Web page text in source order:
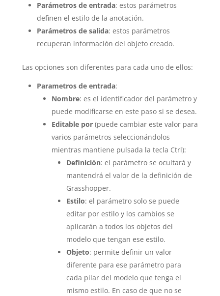
Parámetros de entrada: estos parámetros
definen el estilo de la anotación.
Parámetros de salida: estos parámetros
recuperan información del objeto creado.
Las opciones son diferentes para cada uno de ellos:
Parametros de entrada:
Nombre: es el identificador del parámetro y
puede modificarse en este paso si se desea.
Editable por(puede cambiar este valor para
varios parámetros seleccionándolos
mientras mantiene pulsada la tecla Ctrl):
Definición: el parámetro se ocultará y
mantendrá el valor de la definición de
Grasshopper.
Estilo: el parámetro solo se puede
editar por estilo y los cambios se
aplicarán a todos los objetos del
modelo que tengan ese estilo.
Objeto: permite definir un valor
diferente para ese parámetro para
cada pilar del modelo que tenga el
mismo estilo. En caso de que no se